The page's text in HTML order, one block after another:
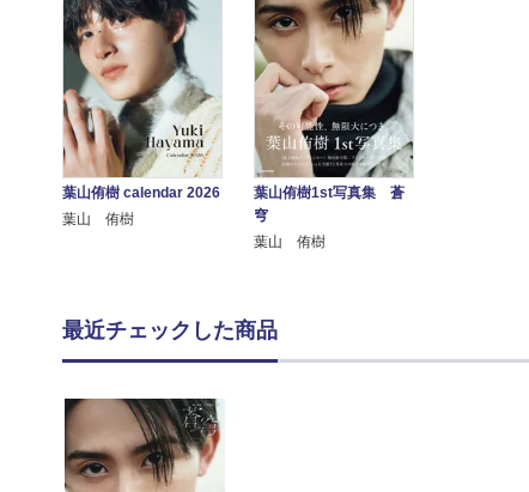
葉山侑樹 calendar 2026
葉山 侑樹
葉山侑樹1st写真集 蒼
穹
葉山 侑樹
最近チェックした商品